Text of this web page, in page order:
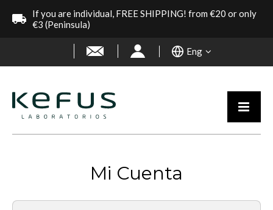
If you are individual, FREE SHIPPING! from €20 or only
€3 (Peninsula)
Eng
Mi Cuenta